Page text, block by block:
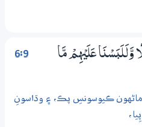
6:9
وَّلَـلَبَسْنَا عَلَيْهِمْ مَّا
ڪيوسونسِ پڪ، ۽ وڌاسونِ